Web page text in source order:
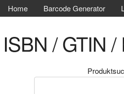
Home Barcode Generator
ISBN / GTIN